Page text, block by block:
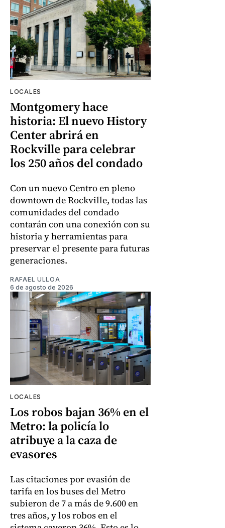
LOCALES
Montgomery hace
historia: El nuevo History
Center abrirá en
Rockville para celebrar
los 250 años del condado
Con un nuevo Centro en pleno
downtown de Rockville, todas las
comunidades del condado
contarán con una conexión con su
historia y herramientas para
preservar el presente para futuras
generaciones.
RAFAEL ULLOA
6 de agosto de 2026
LOCALES
Los robos bajan 36% en el
Metro: la policía lo
atribuye a la caza de
evasores
Las citaciones por evasión de
tarifa en los buses del Metro
subieron de 7 a más de 9.600 en
tres años, y los robos en el